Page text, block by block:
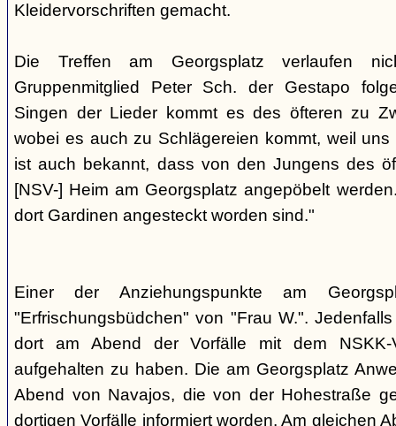
Kleidervorschriften gemacht.
Die Treffen am Georgsplatz verlaufen
Gruppenmitglied Peter Sch. der Gestapo
Singen der Lieder kommt es des öfteren zu
wobei es auch zu Schlägereien kommt, weil
ist auch bekannt, dass von den Jungens des
[NSV-] Heim am Georgsplatz angepöbelt
dort Gardinen angesteckt worden sind."
Einer der Anziehungspunkte am
"Erfrischungsbüdchen" von "Frau W.".
dort am Abend der Vorfälle mit dem NSKK-
aufgehalten zu haben. Die am Georgsplatz
Abend von Navajos, die von der Hohestraße
dortigen Vorfälle informiert worden. Am gleichen